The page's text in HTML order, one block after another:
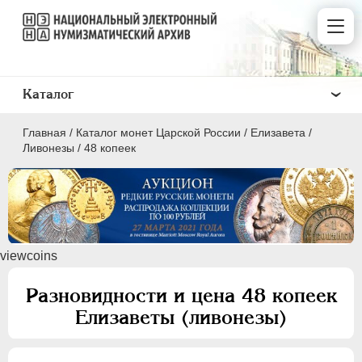
Главная / Каталог монет Царской России / Елизавета /
Ливонезы / 48 копеек
viewcoins
Разновидности и цена 48 копеек
Елизаветы (ливонезы)
Каталог
ПEТР I 1699 - 1725
ЕКАТЕРИНА I
АННА ИОАННОВНА 1730-1740
ИОАНН АНТОНОВИЧ 1740-1741